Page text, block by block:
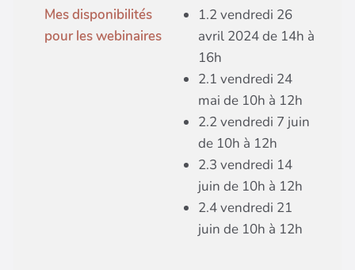
Mes disponibilités
pour les webinaires
1.2 vendredi 26
avril 2024 de 14h à
16h
2.1 vendredi 24
mai de 10h à 12h
2.2 vendredi 7 juin
de 10h à 12h
2.3 vendredi 14
juin de 10h à 12h
2.4 vendredi 21
juin de 10h à 12h